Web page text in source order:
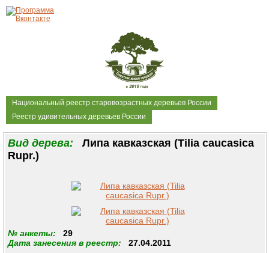
Национальный реестр старовозрастных деревьев России
Реестр удивительных деревьев России
Вид дерева: Липа кавказская (Tilia caucasica
Rupr.)
№ анкеты: 29
Дата занесения в реестр: 27.04.2011